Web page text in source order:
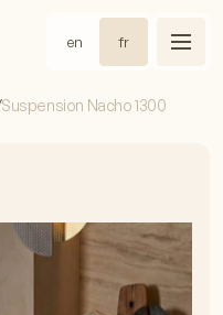
en fr
Suspension Nacho 1300